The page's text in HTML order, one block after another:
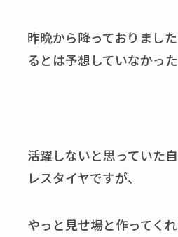
昨晩から降っておりまし
るとは予想していなかった
活躍しないと思っていた
レスタイヤですが、
やっと見せ場と作ってく